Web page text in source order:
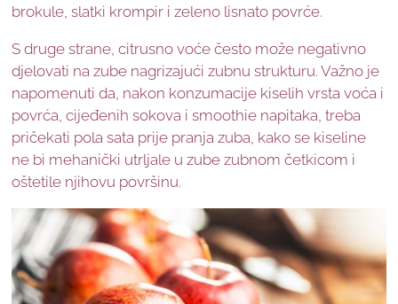
brokule, slatki krompir i zeleno lisnato povrće.
S druge strane, citrusno voće često može negativno
djelovati na zube nagrizajući zubnu strukturu. Važno je
napomenuti da, nakon konzumacije kiselih vrsta voća i
povrća, cijeđenih sokova i smoothie napitaka, treba
pričekati pola sata prije pranja zuba, kako se kiseline
ne bi mehanički utrljale u zube zubnom četkicom i
oštetile njihovu površinu.